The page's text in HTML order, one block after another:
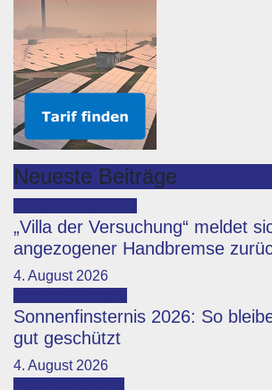
Neueste Beiträge
„Villa der Versuchung“ meldet
angezogener Handbremse
4. August 2026
Sonnenfinsternis 2026: So
gut geschützt
4. August 2026